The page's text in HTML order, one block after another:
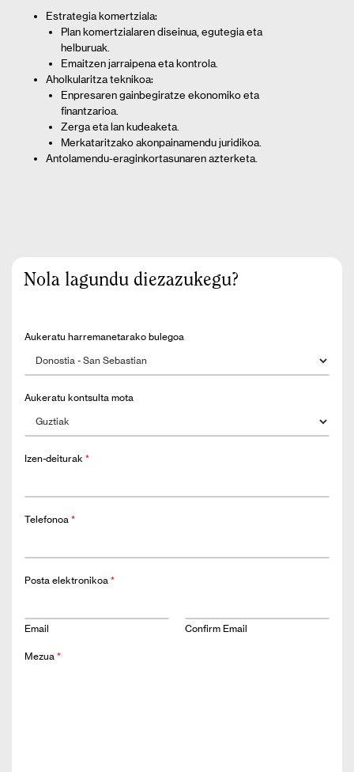
Estrategia komertziala:
Plan komertzialaren diseinua, egutegia eta
helburuak.
Emaitzen jarraipena eta kontrola.
Aholkularitza teknikoa:
Enpresaren gainbegiratze ekonomiko eta
finantzarioa.
Zerga eta lan kudeaketa.
Merkataritzako akonpainamendu juridikoa.
Antolamendu-eraginkortasunaren azterketa.
Nola lagundu diezazukegu?
Aukeratu harremanetarako bulegoa
Aukeratu kontsulta mota
Izen-deiturak *
Telefonoa *
Posta elektronikoa *
Email Confirm Email
Mezua *